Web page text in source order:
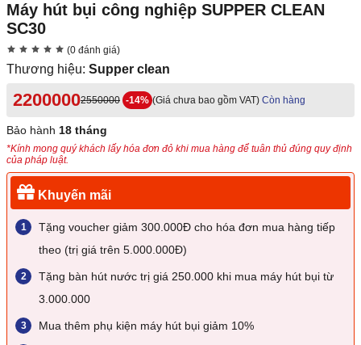
Máy hút bụi công nghiệp SUPPER CLEAN
SC30
(0 đánh giá)
Thương hiệu: Supper clean
22000002550000 -14% (Giá chưa bao gồm VAT) Còn hàng
Bảo hành 18 tháng
*Kính mong quý khách lấy hóa đơn đỏ khi mua hàng để tuân thủ đúng quy định
của pháp luật.
Khuyến mãi
Tặng voucher giảm 300.000Đ cho hóa đơn mua hàng tiếp
theo (trị giá trên 5.000.000Đ)
Tặng bàn hút nước trị giá 250.000 khi mua máy hút bụi từ
3.000.000
Mua thêm phụ kiện máy hút bụi giảm 10%